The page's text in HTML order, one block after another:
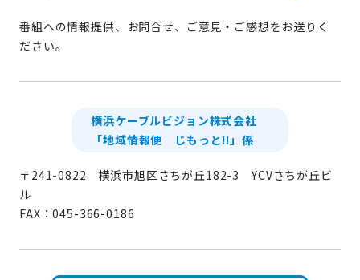
番組への情報提供、お問合せ、ご意見・ご感想をお送りく
ださい。
横浜ケーブルビジョン株式会社
「地域情報便 じもっと!!」係
〒241-0822 横浜市旭区さちが丘182-3 YCVさちが丘ビ
ル
FAX：045-366-0186